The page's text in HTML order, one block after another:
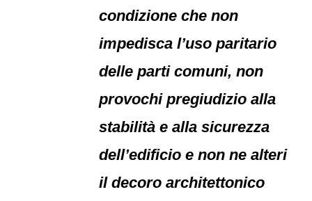
condizione che non
impedisca l’uso paritario
delle parti comuni, non
provochi pregiudizio alla
stabilità e alla sicurezza
dell’edificio e non ne alteri
il decoro architettonico